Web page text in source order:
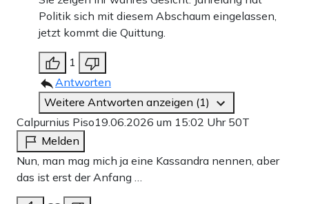
Politik sich mit diesem Abschaum eingelassen,
jetzt kommt die Quittung.
1
Antworten
Weitere Antworten anzeigen (1)
Calpurnius Piso19.06.2026 um 15:02 Uhr 50T
Melden
Nun, man mag mich ja eine Kassandra nennen, aber
das ist erst der Anfang …